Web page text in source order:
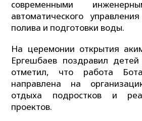
современными
автоматического
полива и подготовки воды.
На церемонии открытия
Ергешбаев поздравил
отметил, что работа
направлена на
отдыха подростков и
проектов.